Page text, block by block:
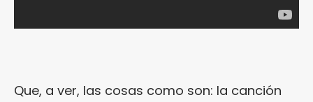
Que, a ver, las cosas como son: la canción